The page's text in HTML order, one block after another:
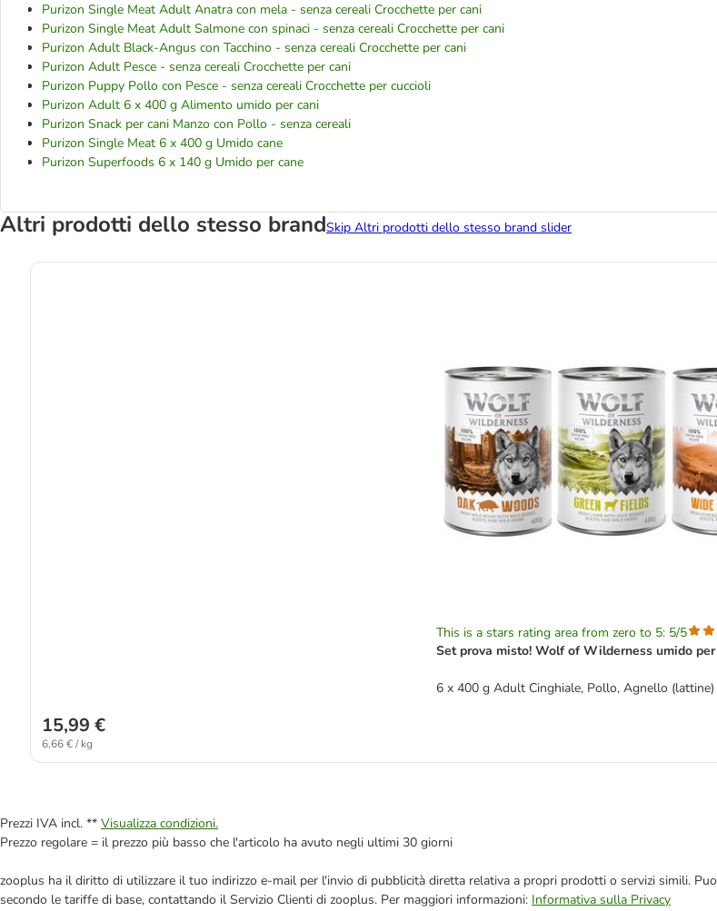
Purizon Single Meat Adult Anatra con mela - senza cereali Crocchette per cani
Purizon Single Meat Adult Salmone con spinaci - senza cereali Crocchette per cani
Purizon Adult Black-Angus con Tacchino - senza cereali Crocchette per cani
Purizon Adult Pesce - senza cereali Crocchette per cani
Purizon Puppy Pollo con Pesce - senza cereali Crocchette per cuccioli
Purizon Adult 6 x 400 g Alimento umido per cani
Purizon Snack per cani Manzo con Pollo - senza cereali
Purizon Single Meat 6 x 400 g Umido cane
Purizon Superfoods 6 x 140 g Umido per cane
Altri prodotti dello stesso brandSkip Altri prodotti dello stesso brand slider
This is a stars rating area from zero to 5: 5/5
Set prova misto! Wolf of Wilderness umido per
6 x 400 g Adult Cinghiale, Pollo, Agnello (lattine)
15,99 €
6,66 € / kg
Prezzi IVA incl. ** Visualizza condizioni.
Prezzo regolare = il prezzo più basso che l'articolo ha avuto negli ultimi 30 giorni
zooplus ha il diritto di utilizzare il tuo indirizzo e-mail per l'invio di pubblicità diretta relativa a propri prodotti o servizi simili.
secondo le tariffe di base, contattando il Servizio Clienti di zooplus. Per maggiori informazioni: Informativa sulla Privacy